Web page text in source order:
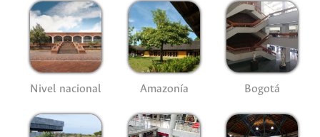
Nivel nacional Amazonía Bogotá